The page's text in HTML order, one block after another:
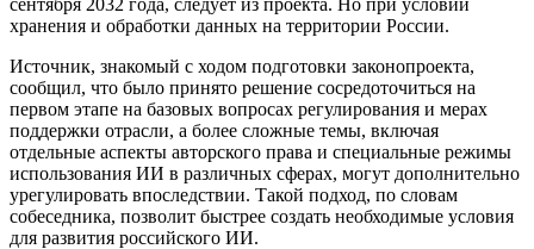
хранения и обработки данных на территории России.
Источник, знакомый с ходом подготовки законопроекта,
сообщил, что было принято решение сосредоточиться на
первом этапе на базовых вопросах регулирования и мерах
поддержки отрасли, а более сложные темы, включая
отдельные аспекты авторского права и специальные режимы
использования ИИ в различных сферах, могут дополнительно
урегулировать впоследствии. Такой подход, по словам
собеседника, позволит быстрее создать необходимые условия
для развития российского ИИ.